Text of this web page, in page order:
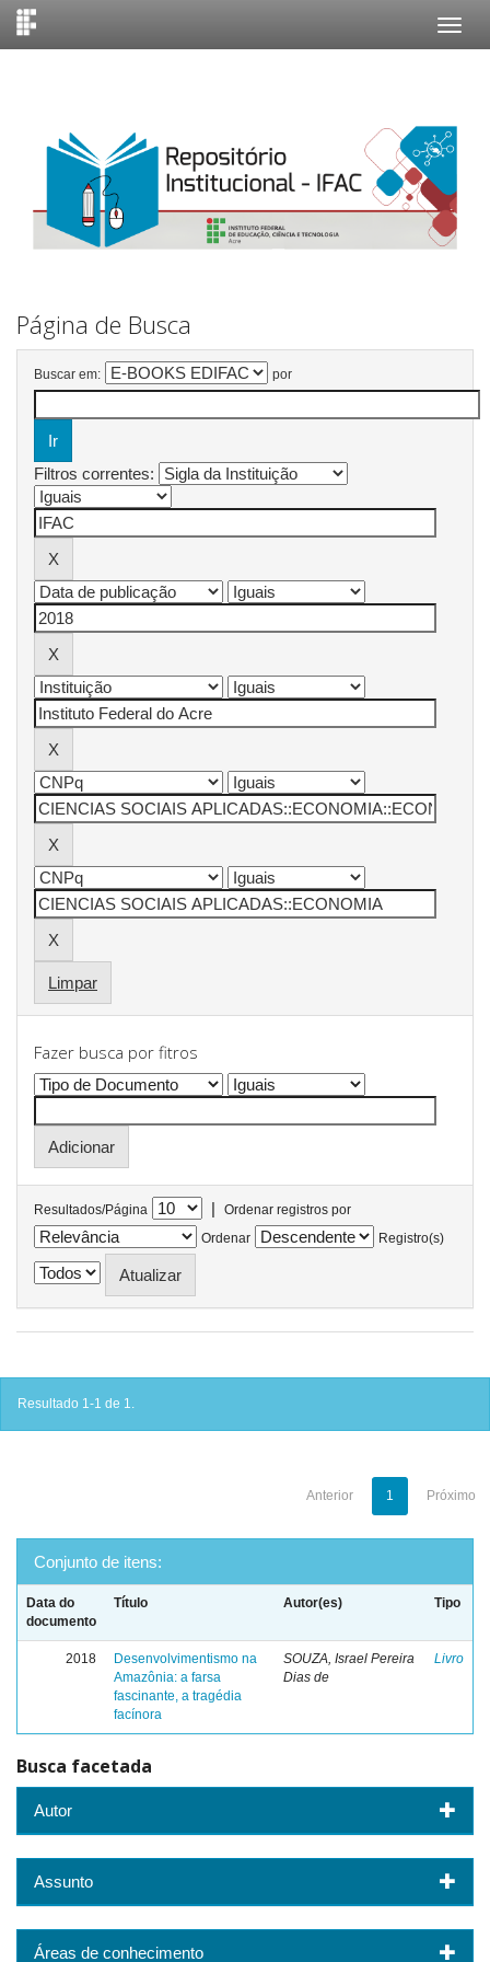
Página de Busca
Buscar em: por
Filtros correntes:
Limpar
Fazer busca por fitros
Resultados/Página |
Ordenar registros por
Ordenar
Registro(s)
Resultado 1-1 de 1.
Anterior 1 Próximo
Conjunto de itens:
Data do
documento
Título Autor(es) Tipo
2018
Desenvolvimentismo na
Amazônia: a farsa
fascinante, a tragédia
facínora
SOUZA, Israel Pereira
Dias de
Livro
Busca facetada
Autor
Assunto
Áreas de conhecimento